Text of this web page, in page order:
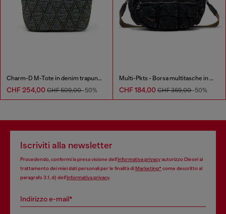
Charm-D M-Tote in denim trapuntato
CHF 254,00 CHF 509,00-50%
Multi-Pkts - Borsa multitasche in denim washed
CHF 184,00 CHF 369,00-50%
Iscriviti alla newsletter
Procedendo, confermi la presa visione dell’informativa privacyautorizzo Diesel al
trattamento dei miei dati personali per le finalità diMarketing*come descritto al
paragrafo 3.1, d) dell’informativa privacy.
Indirizzo e-mail*